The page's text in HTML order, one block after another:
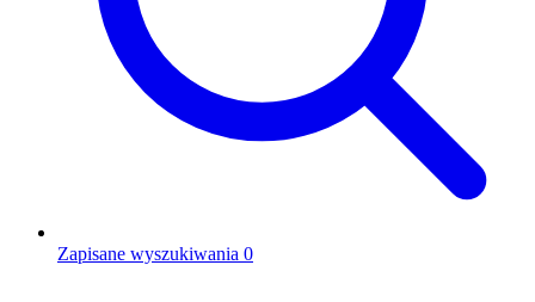
Zapisane wyszukiwania 0